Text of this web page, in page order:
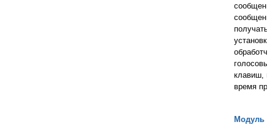
получать
клавиш,
время
Модуль